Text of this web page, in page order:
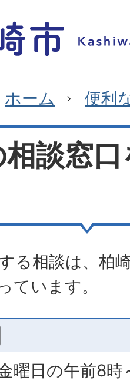
ホーム 便利
談窓
る相談は、柏
ています。
曜日の午前8